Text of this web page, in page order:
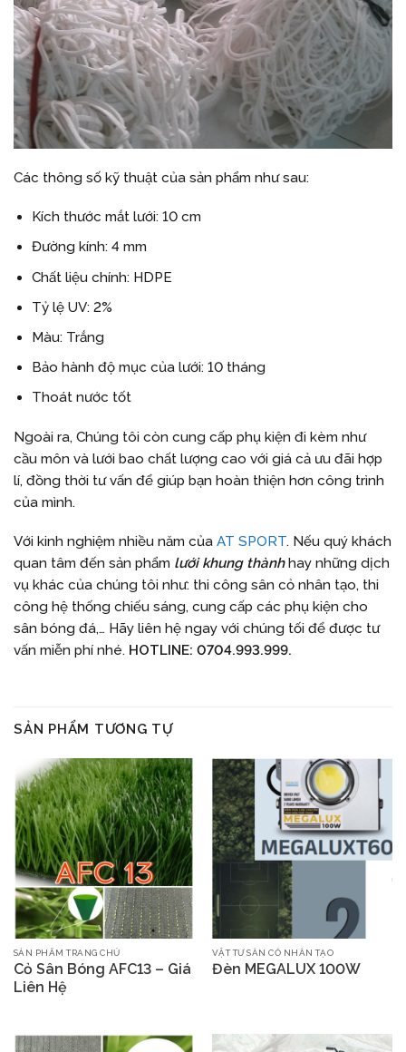
Các thông số kỹ thuật của sản phẩm như sau:
Kích thước mắt lưới: 10 cm
Đường kính: 4 mm
Chất liệu chính: HDPE
Tỷ lệ UV: 2%
Màu: Trắng
Bảo hành độ mục của lưới: 10 tháng
Thoát nước tốt
Ngoài ra, Chúng tôi còn cung cấp phụ kiện đi kèm như
cầu môn và lưới bao chất lượng cao với giá cả ưu đãi hợp
lí, đồng thời tư vấn để giúp bạn hoàn thiện hơn công trình
của mình.
Với kinh nghiệm nhiều năm của AT SPORT. Nếu quý khách
quan tâm đến sản phẩm lưới khung thànhhay những dịch
vụ khác của chúng tôi như: thi công sân cỏ nhân tạo, thi
công hệ thống chiếu sáng, cung cấp các phụ kiện cho
sân bóng đá,… Hãy liên hệ ngay với chúng tối để được tư
vấn miễn phí nhé. HOTLINE: 0704.993.999.
SẢN PHẨM TƯƠNG TỰ
SẢN PHẨM TRANG CHỦ
Cỏ Sân Bóng AFC13 – Giá
Liên Hệ
VẬT TƯ SÂN CỎ NHÂN TẠO
Đèn MEGALUX 100W